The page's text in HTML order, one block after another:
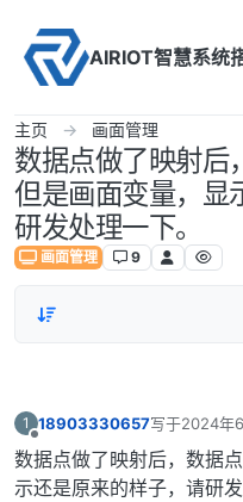
AIRIOT智慧系统
主页 画面管理
数据点做了映射后
但是画面变量，显
研发处理一下。
画面管理 9
1
离线
18903330657写于2024年
最后由 编辑
数据点做了映射后，数据
示还是原来的样子，请研发